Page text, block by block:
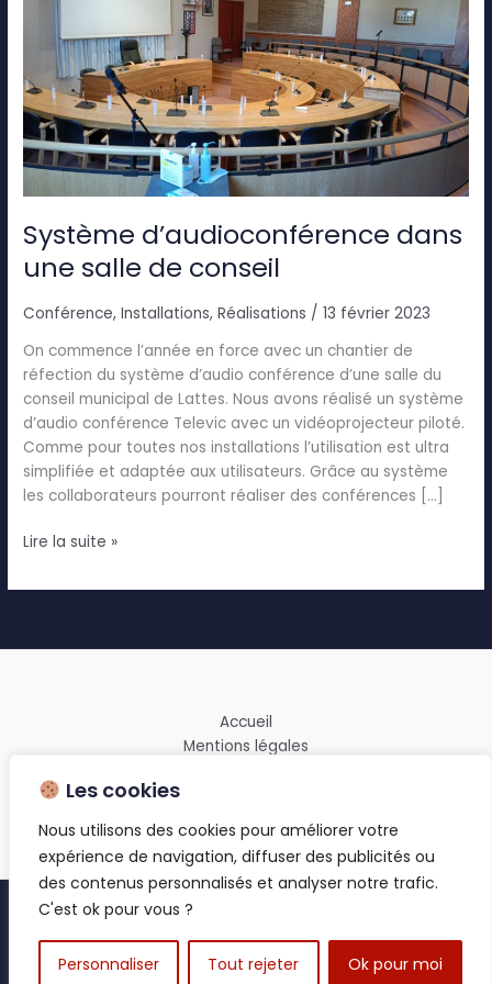
Les cookies
Nous utilisons des cookies pour améliorer votre
expérience de navigation, diffuser des publicités ou
des contenus personnalisés et analyser notre trafic.
C'est ok pour vous ?
Personnaliser Tout rejeter Ok pour moi
Système d’audioconférence dans
une salle de conseil
Conférence,Installations,Réalisations /13 février 2023
On commence l’année en force avec un chantier de
réfection du système d’audio conférence d’une salle du
conseil municipal de Lattes. Nous avons réalisé un système
d’audio conférence Televic avec un vidéoprojecteur piloté.
Comme pour toutes nos installations l’utilisation est ultra
simplifiée et adaptée aux utilisateurs. Grâce au système
les collaborateurs pourront réaliser des conférences […]
dans
salle
de
conseil
Lire la suite »
Accueil
Mentions légales
Copyright © 2026 semap | Powered by